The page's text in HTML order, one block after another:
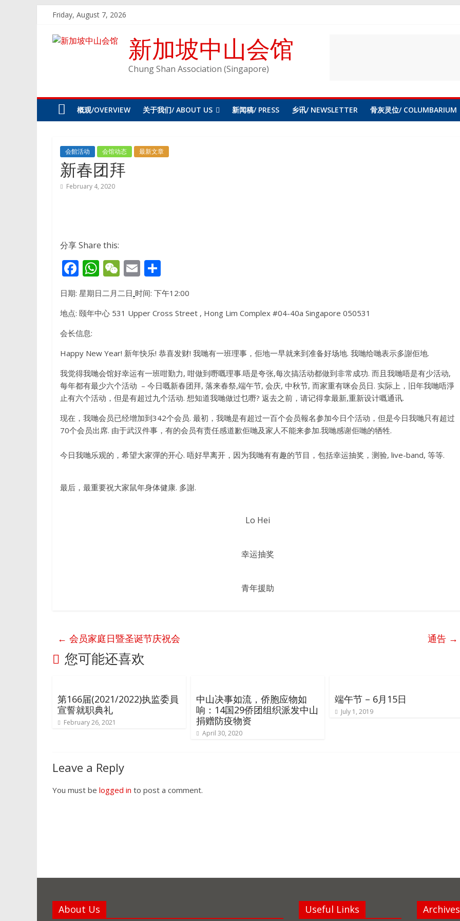
content
Friday, August 7, 2026
新加坡中山会馆
Chung Shan Association (Singapore)
概观/OVERVIEW 关于我们/ ABOUT US 新闻稿/ PRESS 乡讯/ NEWSLETTER 骨灰灵位/ COLUMBARIUM
会館活动 会馆动态 最新文章
新春团拜
February 4, 2020
分享 Share this:
F
ac
e
b
o
o
k
W
h
at
s
p
p
W
e
C
h
E
m
ai
l
h
ar
e
日期: 星期日二月二日 时间: 下午12:00
地点: 颐年中心 531 Upper Cross Street , Hong Lim Complex #04-40a Singapore 050531
会长信息:
Happy New Year! 新年快乐! 恭喜发财! 我哋有一班理事，佢地一早就来到准备好场地. 我哋给哋表示多謝佢地.
我觉得我哋会馆好幸运有一班咁勤力, 咁做到嘢嘅理事.唔是夸张,每次搞活动都做到非常成功. 而且我哋唔是有少活动,
每年都有最少六个活动 – 今日嘅新春团拜, 落来春祭,端午节, 会庆, 中秋节, 而家重有咪会员日. 实际上，旧年我哋唔淨
止有六个活动，但是有超过九个活动. 想知道我哋做过乜嘢? 返去之前，请记得拿最新,重新设计嘅通讯.
现在，我哋会员已经增加到342个会员. 最初，我哋是有超过一百个会员報名参加今日个活动，但是今日我哋只有超过
70个会员出席. 由于武汉件事，有的会员有责任感道歉佢哋及家人不能来参加.我哋感谢佢哋的牺牲.
今日我哋乐观的，希望大家彈的开心. 唔好早离开，因为我哋有有趣的节目，包括幸运抽奖，测验, live-band, 等等.
最后，最重要祝大家鼠年身体健康. 多謝.
Lo Hei
幸运抽奖
青年援助
← 会员家庭日暨圣诞节庆祝会 通告 →
您可能还喜欢
第166届(2021/2022)执监委員
宣誓就职典礼
February 26, 2021
中山决事如流，侨胞应物如
响：14国29侨团组织派发中山
捐赠防疫物资
April 30, 2020
端午节 – 6月15日
July 1, 2019
Leave a Reply
You must be logged in to post a comment.
About Us Useful Links Archives